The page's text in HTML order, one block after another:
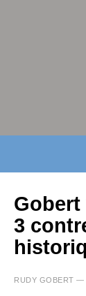
Gobert
3
RUDY GOBERT —